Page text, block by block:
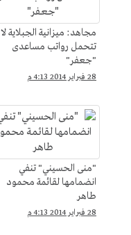
مجاهد: ميزانية الجبلاية لا
تتحمل رواتب مساعدى
"جعفر"
28 فبراير 2014 4:13 م
"منى الحسيني" تنفي
انضمامها لقائمة محمود
طاهر
28 فبراير 2014 4:13 م